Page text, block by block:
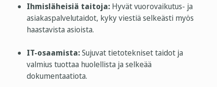
Ihmisläheisiä taitoja: Hyvät vuorovaikutus- ja
asiakaspalvelutaidot, kyky viestiä selkeästi myös
haastavista asioista.
IT-osaamista:Sujuvat tietotekniset taidot ja
valmius tuottaa huolellista ja selkeää
dokumentaatiota.